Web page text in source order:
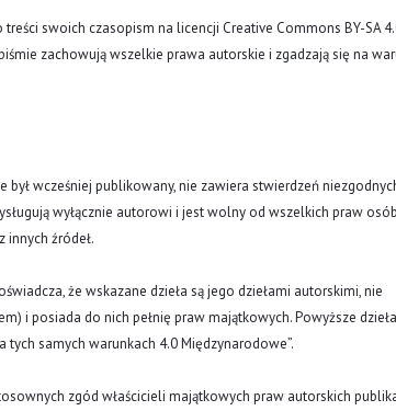
swoich czasopism na licencji Creative Commons BY-SA
zachowują wszelkie prawa autorskie i zgadzają się na
wcześniej publikowany, nie zawiera stwierdzeń
wyłącznie autorowi i jest wolny od wszelkich praw osób
innych źródeł.
że wskazane dzieła są jego dziełami autorskimi, nie
i posiada do nich pełnię praw majątkowych. Powyższe dzieła
samych warunkach 4.0 Międzynarodowe”.
zgód właścicieli majątkowych praw autorskich